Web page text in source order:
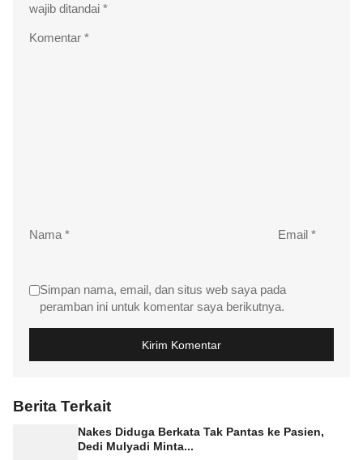
wajib ditandai *
Komentar *
Nama * Email *
Simpan nama, email, dan situs web saya pada
peramban ini untuk komentar saya berikutnya.
Berita Terkait
Nakes Diduga Berkata Tak Pantas ke Pasien,
Dedi Mulyadi Minta...